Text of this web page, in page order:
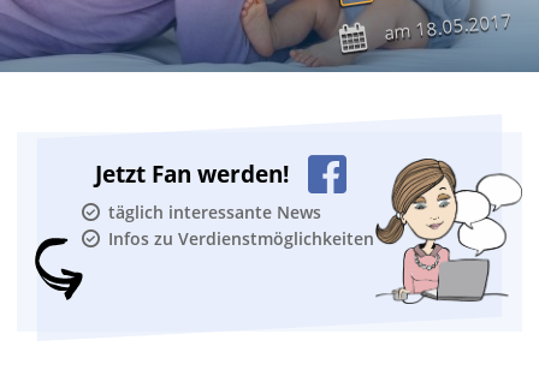
am18.05.2017
Jetzt Fan werden!
täglich interessante News
Infos zu Verdienstmöglichkeiten